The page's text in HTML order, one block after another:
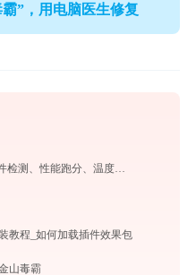
”，用电脑医生修复
鲁大师完全使用指南：电脑硬件检测、性能跑分、温度监控与系统优化一站式攻略
教程_如何加载插件效果包
山毒霸